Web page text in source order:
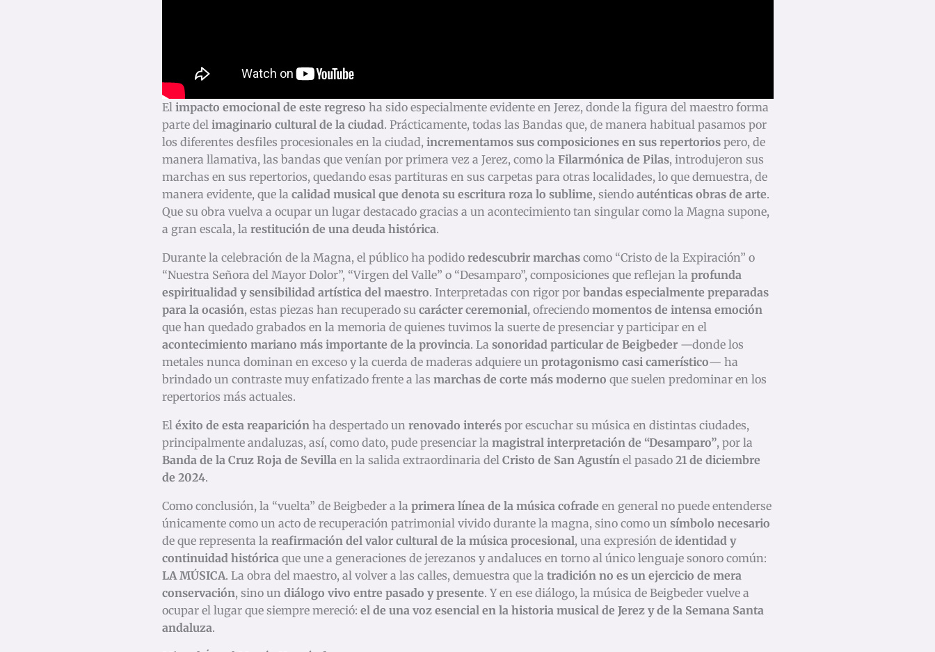
El impacto emocional de este regreso ha sido especialmente evidente en Jerez, donde la figura del maestro forma
parte del imaginario cultural de la ciudad. Prácticamente, todas las Bandas que, de manera habitual pasamos por
los diferentes desfiles procesionales en la ciudad, incrementamos sus composiciones en sus repertoriospero, de
manera llamativa, las bandas que venían por primera vez a Jerez, como la Filarmónica de Pilas, introdujeron sus
marchas en sus repertorios, quedando esas partituras en sus carpetas para otras localidades, lo que demuestra, de
manera evidente, que la calidad musical que denota su escritura roza lo sublime, siendo auténticas obras de arte.
Que su obra vuelva a ocupar un lugar destacado gracias a un acontecimiento tan singular como la Magna supone,
a gran escala, la restitución de una deuda histórica.
Durante la celebración de la Magna, el público ha podido redescubrir marchascomo “Cristo de la Expiración” o
“Nuestra Señora del Mayor Dolor”, “Virgen del Valle” o “Desamparo”, composiciones que reflejan la profunda
espiritualidad y sensibilidad artística del maestro. Interpretadas con rigor por bandas especialmente preparadas
para la ocasión, estas piezas han recuperado su carácter ceremonial, ofreciendo momentos de intensa emoción
que han quedado grabados en la memoria de quienes tuvimos la suerte de presenciar y participar en el
acontecimiento mariano más importante de la provincia. La sonoridad particular de Beigbeder—donde los
metales nunca dominan en exceso y la cuerda de maderas adquiere un protagonismo casi camerístico— ha
brindado un contraste muy enfatizado frente a las marchas de corte más moderno que suelen predominar en los
repertorios más actuales.
El éxito de esta reapariciónha despertado un renovado interéspor escuchar su música en distintas ciudades,
principalmente andaluzas, así, como dato, pude presenciar la magistral interpretación de “Desamparo”, por la
Banda de la Cruz Roja de Sevillaen la salida extraordinaria del Cristo de San Agustínel pasado 21 de diciembre
de 2024.
Como conclusión, la “vuelta” de Beigbeder a la primera línea de la música cofrade en general no puede entenderse
únicamente como un acto de recuperación patrimonial vivido durante la magna, sino como un símbolo necesario
de que representa la reafirmación del valor cultural de la música procesional, una expresión de identidad y
continuidad históricaque une a generaciones de jerezanos y andaluces en torno al único lenguaje sonoro común:
LA MÚSICA. La obra del maestro, al volver a las calles, demuestra que la tradición no es un ejercicio de mera
conservación, sino un diálogo vivo entre pasado y presente. Y en ese diálogo, la música de Beigbeder vuelve a
ocupar el lugar que siempre mereció: el de una voz esencial en la historia musical de Jerez y de la Semana Santa
andaluza.